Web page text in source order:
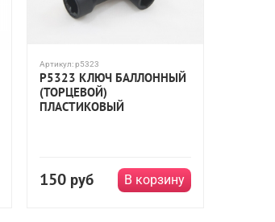
Артикул:p5323
P5323 КЛЮЧ БАЛЛОННЫЙ
(ТОРЦЕВОЙ)
ПЛАСТИКОВЫЙ
150 руб В корзину